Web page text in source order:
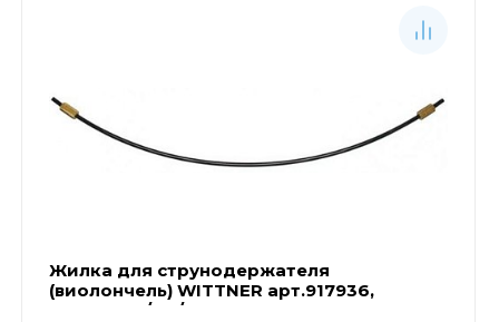
Жилка для струнодержателя
(виолончель) WITTNER арт.917936,
размеры 1/4-1/8